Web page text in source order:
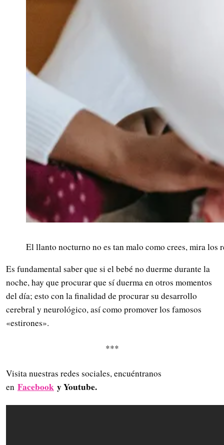
El llanto nocturno no es tan malo como crees, mira los
Es fundamental saber que si el bebé no duerme durante la
noche, hay que procurar que sí duerma en otros momentos
del día; esto con la finalidad de procurar su desarrollo
cerebral y neurológico, así como promover los famosos
«estirones».
***
Visita nuestras redes sociales, encuéntranos
en Facebook y Youtube.